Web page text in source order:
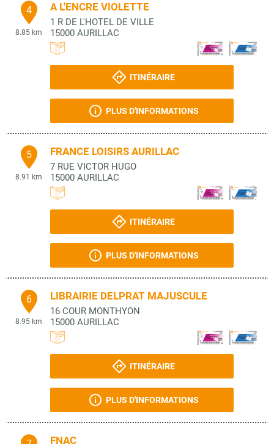
4
8.85 km
A L'ENCRE VIOLETTE
1 R DE L'HOTEL DE VILLE
15000 AURILLAC
ITINÉRAIRE
PLUS D'INFORMATIONS
5
8.91 km
FRANCE LOISIRS AURILLAC
7 RUE VICTOR HUGO
15000 AURILLAC
ITINÉRAIRE
PLUS D'INFORMATIONS
6
8.95 km
LIBRAIRIE DELPRAT MAJUSCULE
16 COUR MONTHYON
15000 AURILLAC
ITINÉRAIRE
PLUS D'INFORMATIONS
FNAC